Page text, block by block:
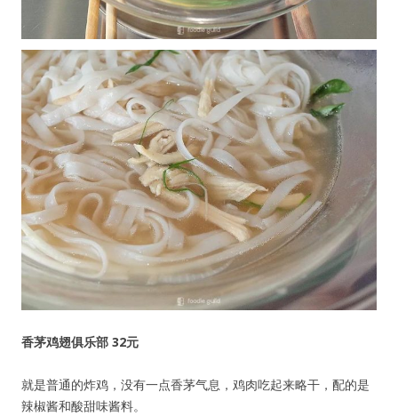
香茅鸡翅俱乐部 32元
就是普通的炸鸡，没有一点香茅气息，鸡肉吃起来略干，配的是
辣椒酱和酸甜味酱料。